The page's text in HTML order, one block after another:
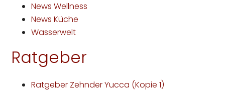
News Wellness
News Küche
Wasserwelt
Ratgeber
Ratgeber Zehnder Yucca (Kopie 1)